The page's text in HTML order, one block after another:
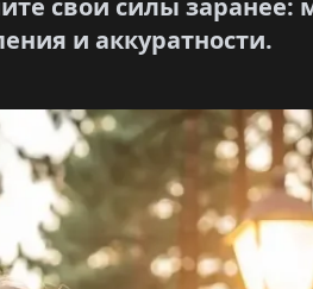
свои силы заранее:
и аккуратности.